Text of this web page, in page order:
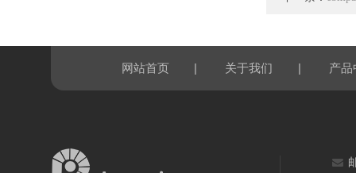
网站首页 | 关于我们 | 产品